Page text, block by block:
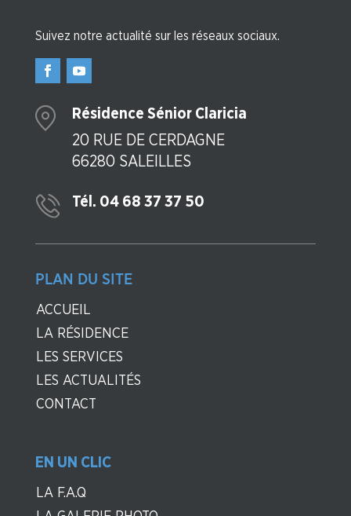
Suivez notre actualité sur les réseaux sociaux.
Résidence Sénior Claricia
20 RUE DE CERDAGNE
66280 SALEILLES
Tél. 04 68 37 37 50
PLAN DU SITE
ACCUEIL
LA RÉSIDENCE
LES SERVICES
LES ACTUALITÉS
CONTACT
EN UN CLIC
LA F.A.Q